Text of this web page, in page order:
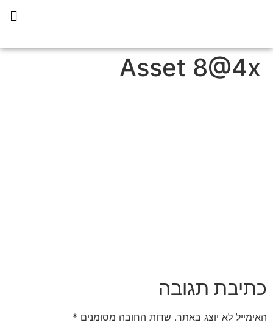
Asset 8@4x
כתיבת תגובה
האימייל לא יוצג באתר. שדות החובה מסומנים *